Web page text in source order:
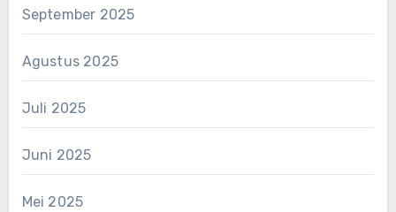
September 2025
Agustus 2025
Juli 2025
Juni 2025
Mei 2025